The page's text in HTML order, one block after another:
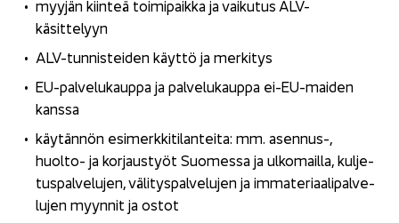
myy­jän kiin­teä toi­mi­paik­ka ja vai­ku­tus ALV-​
käsittelyyn
ALV-​tunnisteiden käyt­tö ja mer­ki­tys
EU-​palvelukauppa ja pal­ve­lu­kaup­pa ei-​EU-maiden
kans­sa
käy­tän­nön esi­merk­ki­ti­lan­tei­ta: mm. asennus-​,
huolto-​ ja kor­jaus­työt Suo­mes­sa ja ul­ko­mail­la, kul­je­
tus­pal­ve­lu­jen, vä­li­tys­pal­ve­lu­jen ja im­ma­te­ri­aa­li­pal­ve­
lu­jen myyn­nit ja ostot